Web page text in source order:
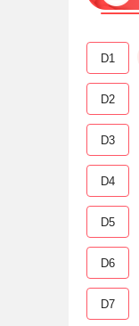
D1
D2
D3
D4
D5
D6
D7